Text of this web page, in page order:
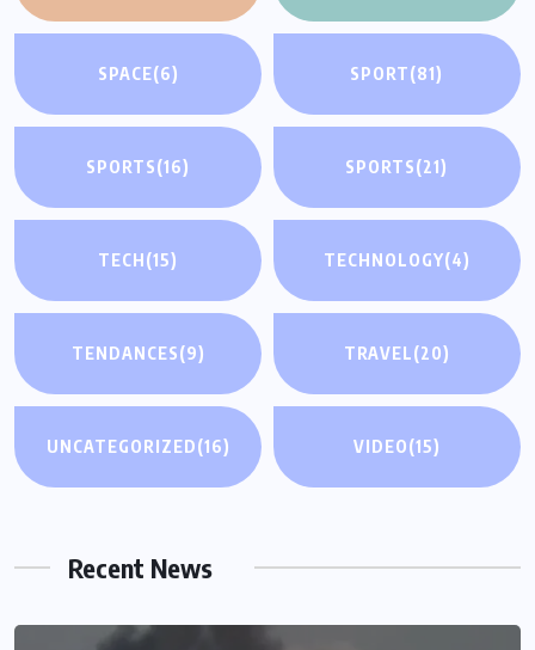
SPACE(6) SPORT(81)
SPORTS(16) SPORTS(21)
TECH(15) TECHNOLOGY(4)
TENDANCES(9) TRAVEL(20)
UNCATEGORIZED(16) VIDEO(15)
Recent News